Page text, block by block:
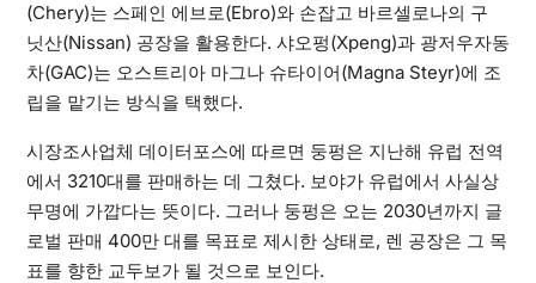
(Chery)는 스페인 에브로(Ebro)와 손잡고 바르셀로나의 구
닛산(Nissan) 공장을 활용한다. 샤오펑(Xpeng)과 광저우자동
차(GAC)는 오스트리아 마그나 슈타이어(Magna Steyr)에 조
립을 맡기는 방식을 택했다.
시장조사업체 데이터포스에 따르면 둥펑은 지난해 유럽 전역
에서 3210대를 판매하는 데 그쳤다. 보야가 유럽에서 사실상
무명에 가깝다는 뜻이다. 그러나 둥펑은 오는 2030년까지 글
로벌 판매 400만 대를 목표로 제시한 상태로, 렌 공장은 그 목
표를 향한 교두보가 될 것으로 보인다.